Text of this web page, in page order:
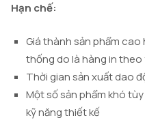
Hạn chế:
Giá thành sản phẩm
thống do là hàng in theo
Thời gian sản xuất dao
Một số sản phẩm khó
kỹ năng thiết kế